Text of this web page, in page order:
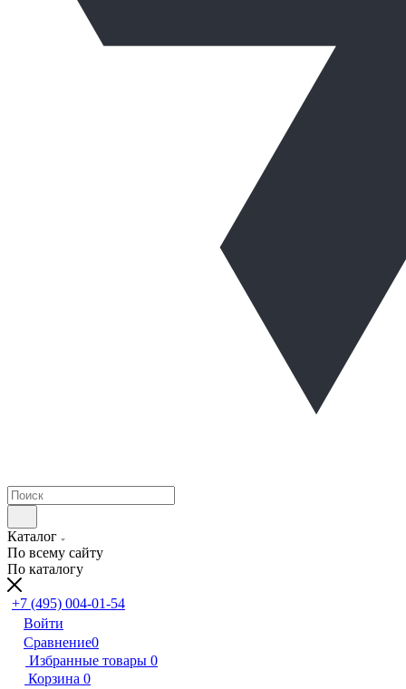
Каталог
По всему сайту
По каталогу
+7 (495) 004-01-54
Войти
Сравнение0
Избранные товары 0
Корзина 0